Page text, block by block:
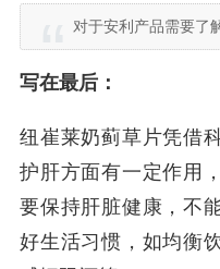
对于安利产品需要了
写在最后：
纽崔莱奶蓟草片凭借
护肝方面有一定作用
要保持肝脏健康，不
好生活习惯，如均衡